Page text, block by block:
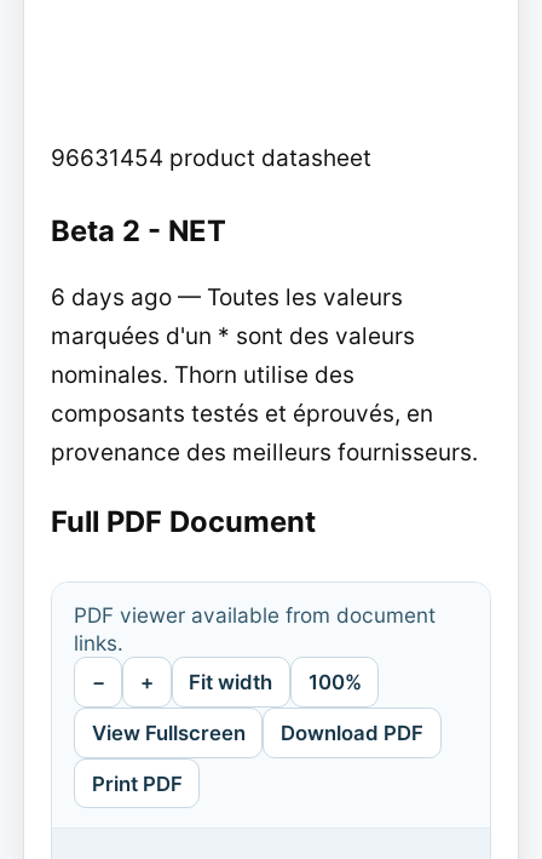
96631454 product datasheet
Beta 2 - NET
6 days ago — Toutes les valeurs
marquées d'un * sont des valeurs
nominales. Thorn utilise des
composants testés et éprouvés, en
provenance des meilleurs fournisseurs.
Full PDF Document
PDF viewer available from document
links.
− + Fit width 100%
View Fullscreen Download PDF
Print PDF